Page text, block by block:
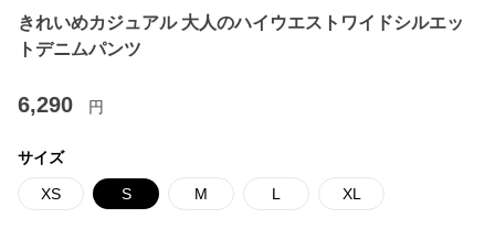
きれいめカジュアル 大人のハイウエストワイドシルエッ
トデニムパンツ
6,290 円
サイズ
XS S M L XL